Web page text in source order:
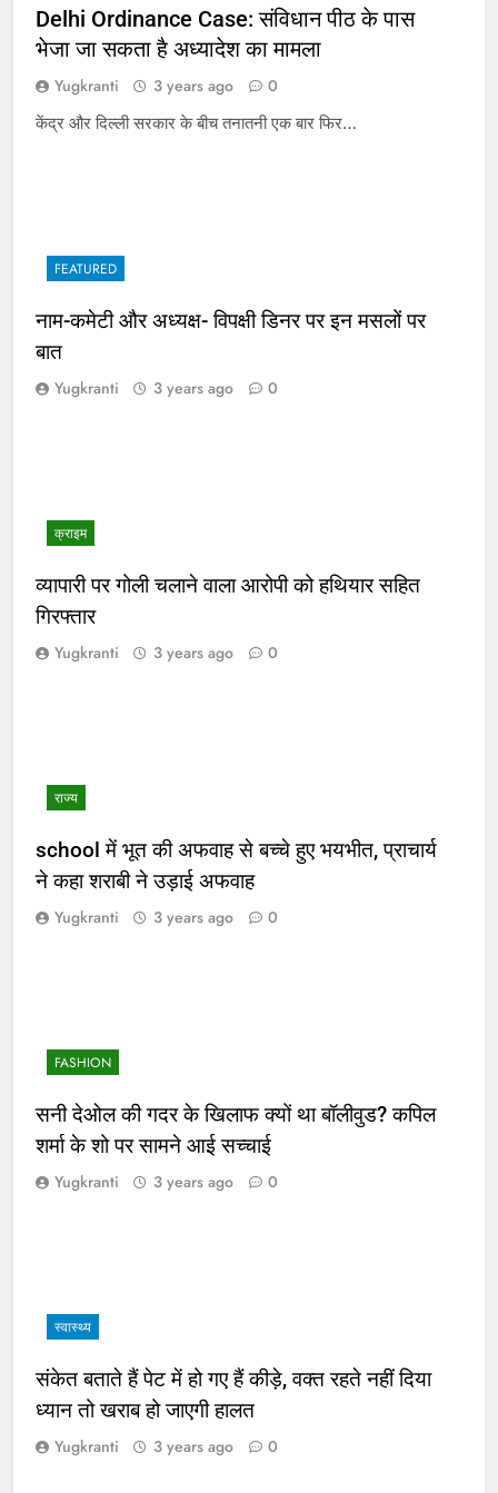
Delhi Ordinance Case: संविधान पीठ के पास
भेजा जा सकता है अध्यादेश का मामला
Yugkranti 3 years ago 0
केंद्र और दिल्ली सरकार के बीच तनातनी एक बार फिर…
FEATURED
नाम-कमेटी और अध्यक्ष- विपक्षी डिनर पर इन मसलों पर
बात
Yugkranti 3 years ago 0
क्राइम
व्यापारी पर गोली चलाने वाला आरोपी को हथियार सहित
गिरफ्तार
Yugkranti 3 years ago 0
राज्य
school में भूत की अफवाह से बच्चे हुए भयभीत, प्राचार्य
ने कहा शराबी ने उड़ाई अफवाह
Yugkranti 3 years ago 0
FASHION
सनी देओल की गदर के खिलाफ क्यों था बॉलीवुड? कपिल
शर्मा के शो पर सामने आई सच्चाई
Yugkranti 3 years ago 0
स्वास्थ्य
संकेत बताते हैं पेट में हो गए हैं कीड़े, वक्त रहते नहीं दिया
ध्यान तो खराब हो जाएगी हालत
Yugkranti 3 years ago 0